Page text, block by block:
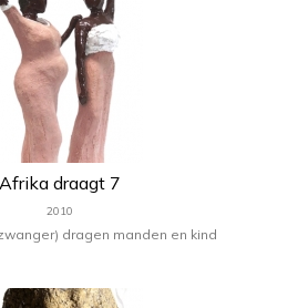
Afrika draagt 7
2010
dragen manden en kind